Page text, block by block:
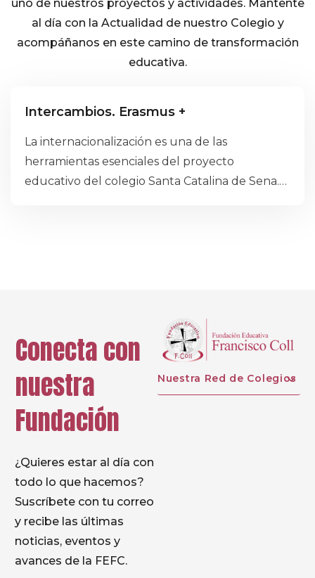
uno de nuestros proyectos y actividades. Mantente
al día con la Actualidad de nuestro Colegio y
acompáñanos en este camino de transformación
educativa.
Intercambios. Erasmus +
La internacionalización es una de las
herramientas esenciales del proyecto
educativo del colegio Santa Catalina de Sena.
suponen un plus en la formación de nuestros
alumnos y les aportan experiencias
significativas que perduran más allá de su vida
escolar.
Conecta con
nuestra
Fundación
¿Quieres estar al día con
todo lo que hacemos?
Suscríbete con tu correo
y recibe las últimas
noticias, eventos y
avances de la FEFC.
Nuestra Red de Colegios